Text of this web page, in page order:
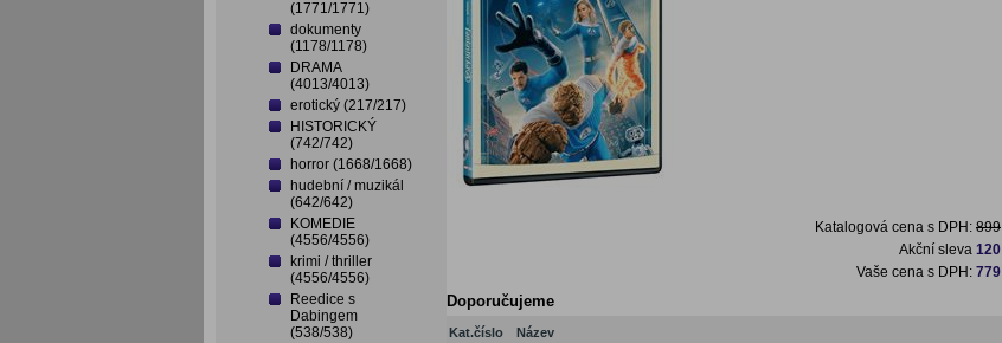
(1771/1771)
dokumenty
(1178/1178)
DRAMA
(4013/4013)
erotický (217/217)
HISTORICKÝ
(742/742)
horror (1668/1668)
hudební / muzikál
(642/642)
KOMEDIE
(4556/4556)
krimi / thriller
(4556/4556)
Reedice s
Dabingem
(538/538)
Katalogová cena s DPH: 899
Akční sleva 120
Vaše cena s DPH: 779
Doporučujeme
Kat.číslo Název